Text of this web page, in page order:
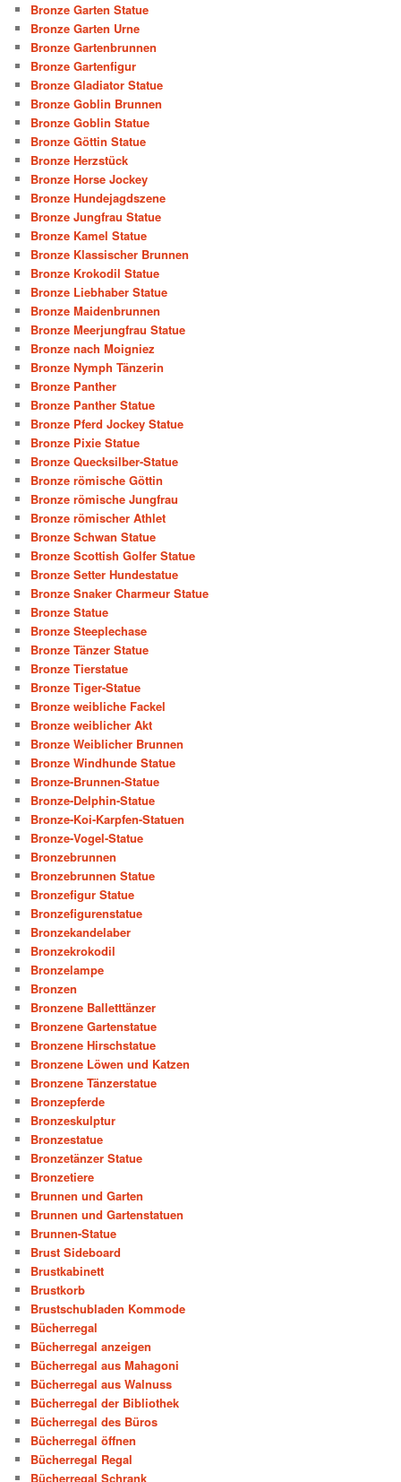
Bronze Garten Statue
Bronze Garten Urne
Bronze Gartenbrunnen
Bronze Gartenfigur
Bronze Gladiator Statue
Bronze Goblin Brunnen
Bronze Goblin Statue
Bronze Göttin Statue
Bronze Herzstück
Bronze Horse Jockey
Bronze Hundejagdszene
Bronze Jungfrau Statue
Bronze Kamel Statue
Bronze Klassischer Brunnen
Bronze Krokodil Statue
Bronze Liebhaber Statue
Bronze Maidenbrunnen
Bronze Meerjungfrau Statue
Bronze nach Moigniez
Bronze Nymph Tänzerin
Bronze Panther
Bronze Panther Statue
Bronze Pferd Jockey Statue
Bronze Pixie Statue
Bronze Quecksilber-Statue
Bronze römische Göttin
Bronze römische Jungfrau
Bronze römischer Athlet
Bronze Schwan Statue
Bronze Scottish Golfer Statue
Bronze Setter Hundestatue
Bronze Snaker Charmeur Statue
Bronze Statue
Bronze Steeplechase
Bronze Tänzer Statue
Bronze Tierstatue
Bronze Tiger-Statue
Bronze weibliche Fackel
Bronze weiblicher Akt
Bronze Weiblicher Brunnen
Bronze Windhunde Statue
Bronze-Brunnen-Statue
Bronze-Delphin-Statue
Bronze-Koi-Karpfen-Statuen
Bronze-Vogel-Statue
Bronzebrunnen
Bronzebrunnen Statue
Bronzefigur Statue
Bronzefigurenstatue
Bronzekandelaber
Bronzekrokodil
Bronzelampe
Bronzen
Bronzene Balletttänzer
Bronzene Gartenstatue
Bronzene Hirschstatue
Bronzene Löwen und Katzen
Bronzene Tänzerstatue
Bronzepferde
Bronzeskulptur
Bronzestatue
Bronzetänzer Statue
Bronzetiere
Brunnen und Garten
Brunnen und Gartenstatuen
Brunnen-Statue
Brust Sideboard
Brustkabinett
Brustkorb
Brustschubladen Kommode
Bücherregal
Bücherregal anzeigen
Bücherregal aus Mahagoni
Bücherregal aus Walnuss
Bücherregal der Bibliothek
Bücherregal des Büros
Bücherregal öffnen
Bücherregal Regal
Bücherregal Schrank